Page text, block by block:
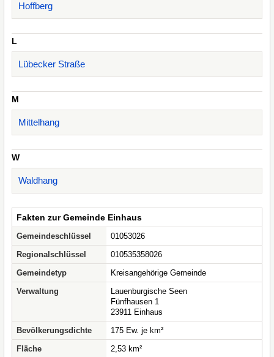
Hoffberg
L
Lübecker Straße
M
Mittelhang
W
Waldhang
Fakten zur Gemeinde Einhaus
Gemeindeschlüssel
01053026
Regionalschlüssel
010535358026
Gemeindetyp
Kreisangehörige Gemeinde
Verwaltung
Lauenburgische Seen
Fünfhausen 1
23911 Einhaus
Bevölkerungsdichte
175 Ew. je km²
Fläche
2,53 km²